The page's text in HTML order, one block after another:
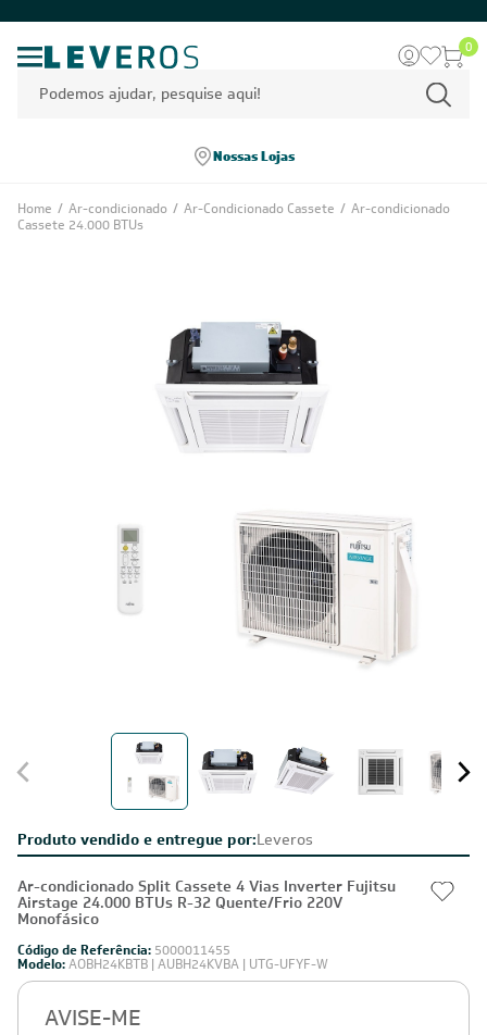
0
Nossas Lojas
Home / Ar-condicionado / Ar-Condicionado Cassete / Ar-condicionado
Cassete 24.000 BTUs
Produto vendido e entregue por:Leveros
Ar-condicionado Split Cassete 4 Vias Inverter Fujitsu
Airstage 24.000 BTUs R-32 Quente/Frio 220V
Monofásico
Código de Referência: 5000011455
Modelo:AOBH24KBTB | AUBH24KVBA | UTG-UFYF-W
AVISE-ME